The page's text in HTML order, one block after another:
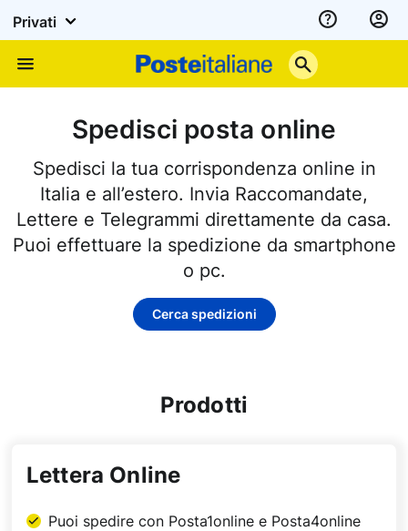
Privati
Assistenza
Italiane
Spedisci posta online
Spedisci la tua corrispondenza online in
Italia e all’estero. Invia Raccomandate,
Lettere e Telegrammi direttamente da casa.
Puoi effettuare la spedizione da smartphone
o pc.
Cerca spedizioni
Prodotti
Lettera Online
Puoi spedire con Posta1online e Posta4online